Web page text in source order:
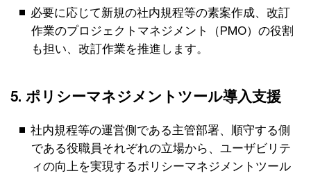
必要に応じて新規の社内規程等の素案作成、改訂
作業のプロジェクトマネジメント（PMO）の役割
も担い、改訂作業を推進します。
5. ポリシーマネジメントツール導入支援
社内規程等の運営側である主管部署、順守する側
である役職員それぞれの立場から、ユーザビリテ
ィの向上を実現するポリシーマネジメントツール